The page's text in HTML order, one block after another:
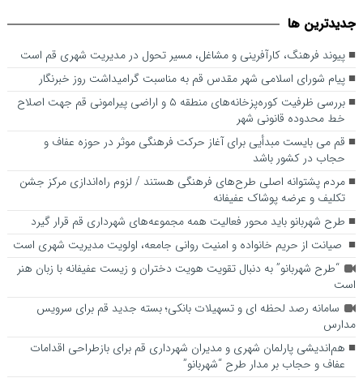
است
جديدترين ها
پیوند فرهنگ، کارآفرینی و مشاغل، مسیر تحول در مدیریت شهری قم است
پیام شورای اسلامی شهر مقدس قم به مناسبت گرامیداشت روز خبرنگار
بررسی ظرفیت کوره‌پزخانه‌های منطقه ۵ و اراضی پیرامونی قم جهت اصلاح
خط محدوده قانونی شهر
قم می بایست مبدأیی برای آغاز حرکت فرهنگی موثر در حوزه عفاف و
حجاب در کشور باشد
مردم پشتوانه اصلی طرح‌های فرهنگی هستند / لزوم راه‌اندازی مرکز جشن
تکلیف و عرضه پوشاک عفیفانه
طرح شهربانو باید محور فعالیت همه مجموعه‌های شهرداری قم قرار گیرد
صیانت از حریم خانواده و امنیت روانی جامعه، اولویت مدیریت شهری است
“طرح شهربانو” به دنبال تقویت هویت دختران و زیست عفیفانه با زبان هنر
است
سامانه رصد لحظه ای و تسهیلات بانکی؛ بسته جدید قم برای سرویس
مدارس
هم‌اندیشی پارلمان شهری و مدیران شهرداری قم برای بازطراحی اقدامات
عفاف و حجاب بر مدار طرح “شهربانو”